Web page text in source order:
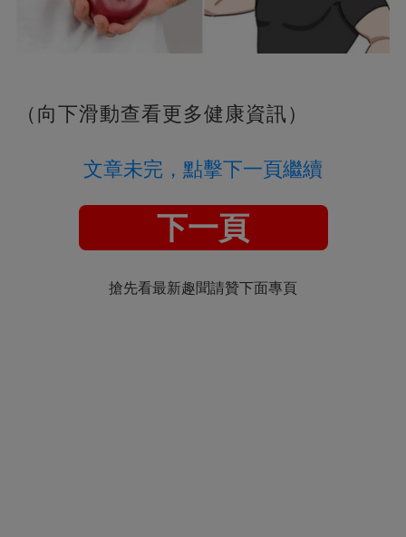
（向下滑動查看更多健康資訊）
文章未完，點擊下一頁繼續
下一頁
搶先看最新趣聞請贊下面專頁